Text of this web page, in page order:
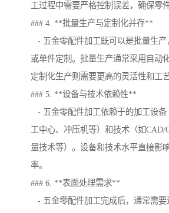
工过程中需要严格控制误差，确保零
### 4. **批量生产与定制化并存**
- 五金零配件加工既可以是批量生产
或单件定制。批量生产通常采用自动
定制化生产则需要更高的灵活性和工
### 5. **设备与技术依赖性**
- 五金零配件加工依赖于的加工设备
工中心、冲压机等）和技术（如CAD/
量技术等）。设备和技术水平直接影
率。
### 6. **表面处理需求**
- 五金零配件加工完成后，通常需要